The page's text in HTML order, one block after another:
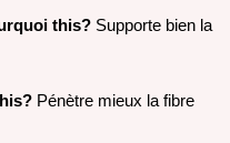
this? Supporte bien la
Pénètre mieux la fibre